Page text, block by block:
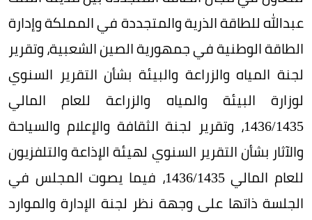
عبدالله للطاقة الذرية والمتجددة في المملكة وإدارة
الطاقة الوطنية في جمهورية الصين الشعبية، وتقرير
لجنة المياه والزراعة والبيئة بشأن التقرير السنوي
لوزارة البيئة والمياه والزراعة للعام المالي
1435/‏1436، وتقرير لجنة الثقافة والإعلام والسياحة
والآثار بشأن التقرير السنوي لهيئة الإذاعة والتلفزيون
للعام المالي 1435/‏1436، فيما يصوت المجلس في
الجلسة ذاتها على وجهة نظر لجنة الإدارة والموارد